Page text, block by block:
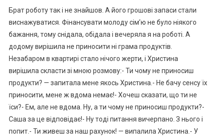
Брат роботу так і не знайшов. А його грошові запаси стали
виснажуватися. Фінансувати молоду сім’ю не було ніякого
бажання, тому снідала, обідала і вечеряла я на роботі. А
додому вирішила не приносити ні грама продуктів.
Незабаром в квартирі стало нічого жерти, і Христина
вирішила скласти зі мною розмову:- Ти чому не приносиш
продукти? — запитала мене якось Христина.- Не бачу сенсу їх
приносити, мене ж вдома немає!- Хочеш сказати, що ти не
їси?- Ем, але не вдома. Ну, а ти чому не приносиш продукти?-
Саша за це відповідає!- Ну тоді питання вичерпано. З нього і
попит.- Ти живеш за наш рахунок! — випалила Христина.- У